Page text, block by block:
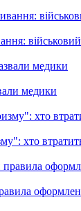
медики
хто